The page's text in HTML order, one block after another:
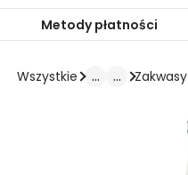
Metody płatności
Wszystkie ... ... Zakwasy